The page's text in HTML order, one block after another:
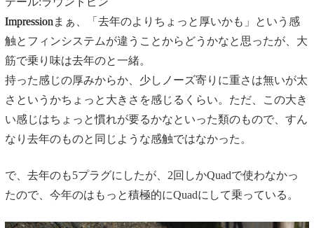
Impression まぁ、「去年のよりちょっと厚いかも」という感
触とフィンシステムが違うことからどうかなと思ったが、大
筋で乗り味は去年のと一緒。
持った感じの厚みからか、少しノーズ寄りに重さは無いが太
さというかちょっと大きさを感じるくらい。ただ、この大き
い感じはちょっと慣れが要るかなといった類のもので、すん
なり去年のものと同じような感触ではなかった。
で、去年のも5プラグにしたが、2回しかQuadで使わなかっ
たので、今年のはもっと積極的にQuadにして乗っている。